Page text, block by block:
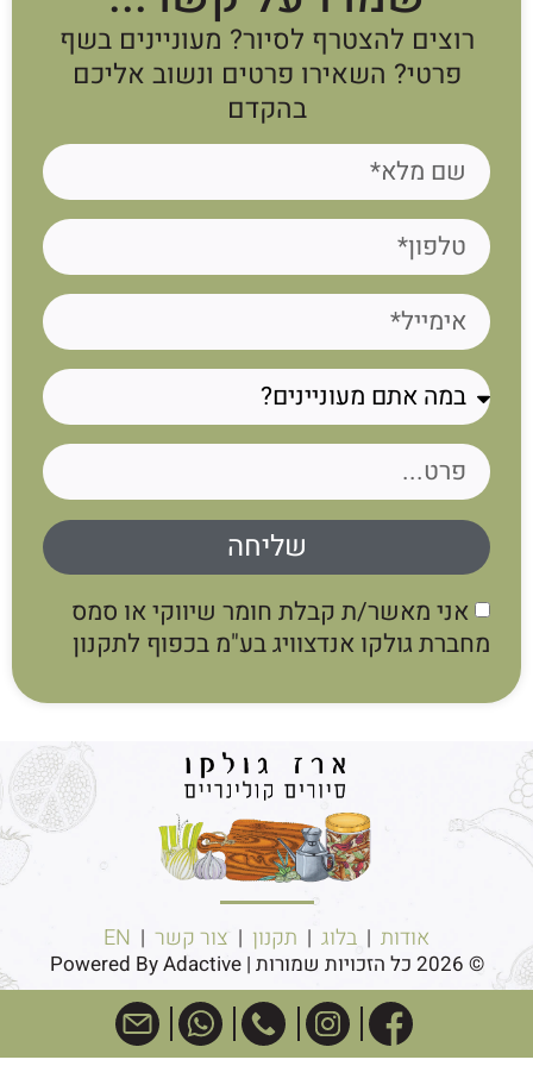
רוצים להצטרף לסיור? מעוניינים בשף
פרטי? השאירו פרטים ונשוב אליכם
בהקדם
אני מאשר/ת קבלת חומר שיווקי או סמס
מחברת גולקו אנדצוויג בע"מ בכפוף לתקנון
שליחה
אודות | בלוג | תקנון | צור קשר |
EN
© 2026 כל הזכויות שמורות | Powered By Adactive